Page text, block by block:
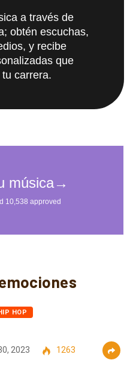
a través de
obtén escuchas,
y recibe
que
carrera.
HOP
2023 1263